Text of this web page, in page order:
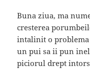
Buna ziua, ma
cresterea
intalinit o problema
un pui sa ii pun
piciorul drept intors